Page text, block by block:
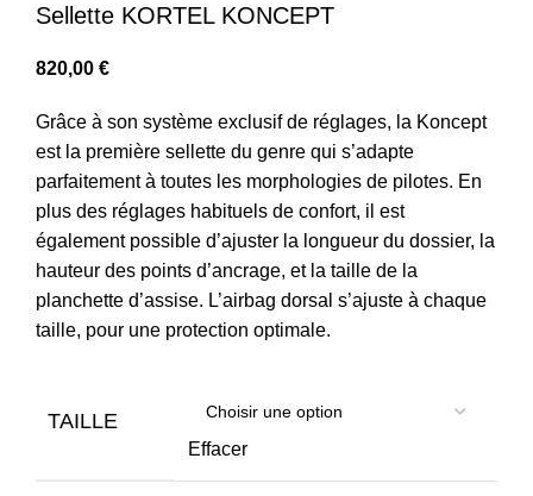
Sellette KORTEL KONCEPT
820,00 €
Grâce à son système exclusif de réglages, la Koncept
est la première sellette du genre qui s’adapte
parfaitement à toutes les morphologies de pilotes. En
plus des réglages habituels de confort, il est
également possible d’ajuster la longueur du dossier, la
hauteur des points d’ancrage, et la taille de la
planchette d’assise. L’airbag dorsal s’ajuste à chaque
taille, pour une protection optimale.
TAILLE
Effacer